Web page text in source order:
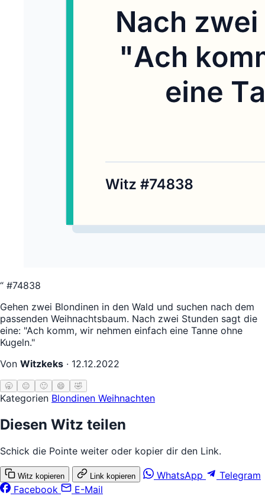
“ #74838
Gehen zwei Blondinen in den Wald und suchen nach dem
passenden Weihnachtsbaum. Nach zwei Stunden sagt die
eine: "Ach komm, wir nehmen einfach eine Tanne ohne
Kugeln."
Von Witzkeks · 12.12.2022
🥱 😐 🙂 😄 🤣
Kategorien Blondinen Weihnachten
Diesen Witz teilen
Schick die Pointe weiter oder kopier dir den Link.
Witz kopieren Link kopieren WhatsApp
Telegram
Facebook
E-Mail